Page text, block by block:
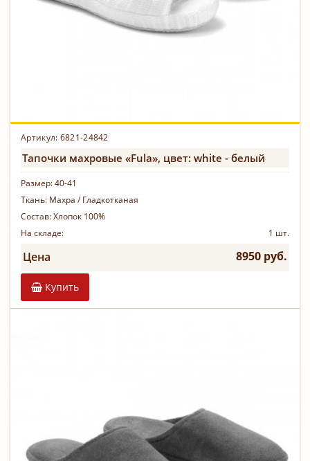
Артикул: 6821-24842
Тапочки махровые «Fula», цвет: white - белый
Размер:40-41
Ткань: Махра / Гладкотканая
Состав:Хлопок 100%
На складе:
1 шт.
Цена 8950 руб.
Купить